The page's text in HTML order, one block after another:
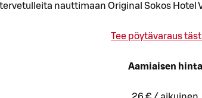
nauttimaan Original Sokos
Tee pöytävaraus
Aamiaisen hinta